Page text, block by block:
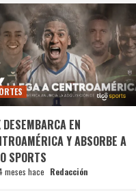
DESEMBARCA EN
Y ABSORBE A
SPORTS
meses hace Redacción